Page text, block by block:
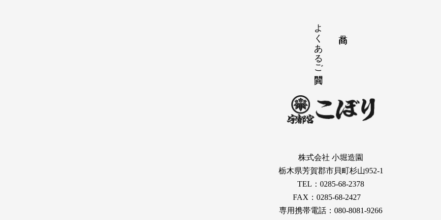
よくあるご質問
株式会社 小堀造園
栃木県芳賀郡市貝町杉山952-1
TEL：0285-68-2378
FAX：0285-68-2427
専用携帯電話：080-8081-9266